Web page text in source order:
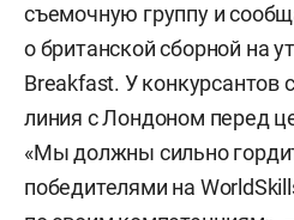
съемочную группу и
о британской сборной на
Breakfast. У конкурсантов
линия с Лондоном перед
«Мы должны сильно
победителями на